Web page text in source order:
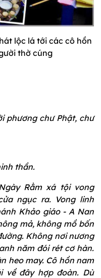
lộc lá tới các cô hồn
thờ cúng
phương chư Phật, chư
thần.
Rằm xá tội vong
ngục ra. Vong linh
Khảo giáo - A Nan
mả, không mồ bốn
Không nơi nương
năm đói rét cơ hàn.
heo may. Cô hồn nam
về đây hợp đoàn. Dù